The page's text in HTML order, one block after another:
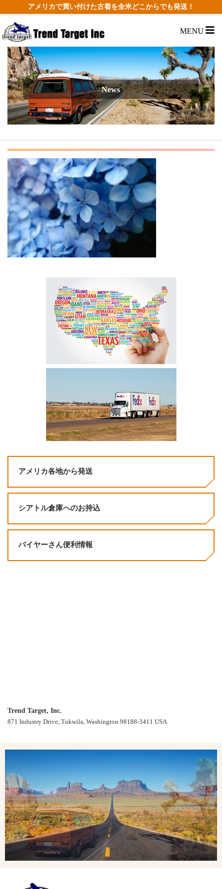
アメリカで買い付けた古着を全米どこからでも発送！
MENU
News
アメリカ各地から発送
シアトル倉庫へのお持込
バイヤーさん便利情報
Trend Target, Inc.
871 Industry Drive, Tukwila, Washington 98188-3411 USA